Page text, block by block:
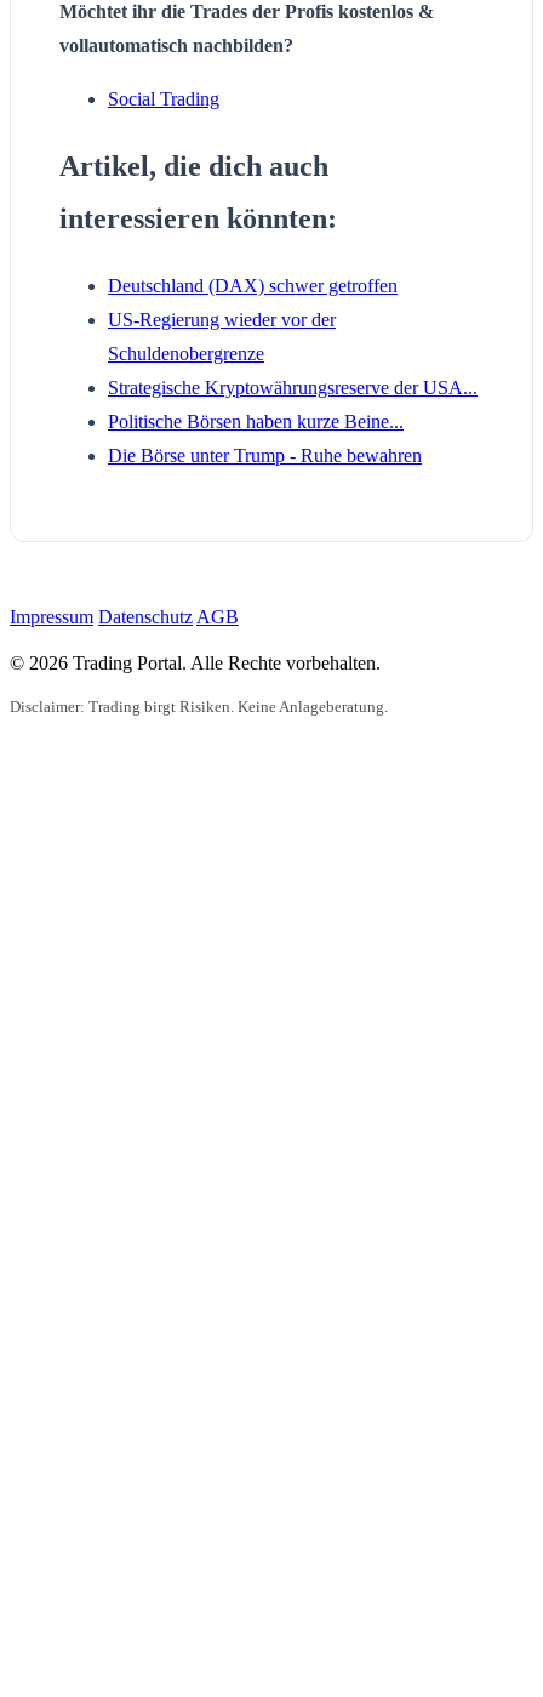
Möchtet ihr die Trades der Profis kostenlos &
vollautomatisch nachbilden?
Social Trading
Artikel, die dich auch
interessieren könnten:
Deutschland (DAX) schwer getroffen
US-Regierung wieder vor der
Schuldenobergrenze
Strategische Kryptowährungsreserve der USA...
Politische Börsen haben kurze Beine...
Die Börse unter Trump - Ruhe bewahren
Impressum Datenschutz AGB
© 2026 Trading Portal. Alle Rechte vorbehalten.
Disclaimer: Trading birgt Risiken. Keine Anlageberatung.